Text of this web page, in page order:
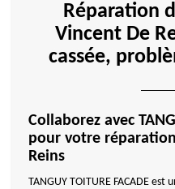
Réparation
Vincent De
cassée,
Collaborez avec
pour votre
Reins
TANGUY TOITURE FACADE